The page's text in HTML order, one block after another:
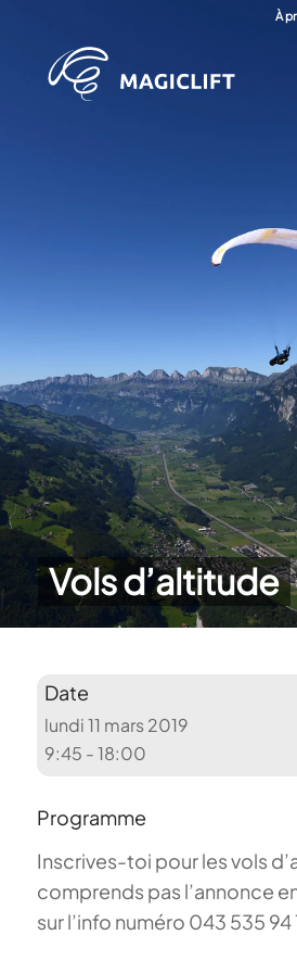
À
Vols d’altitude
Date
lundi 11 mars 2019
9:45 - 18:00
Programme
Inscrives-toi pour les vols
comprends pas l’annonce
sur l’info numéro 043 535 94